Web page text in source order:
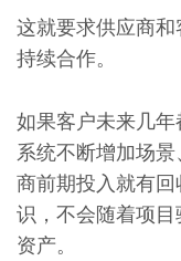
这就要求供应商
持续合作。
如果客户未来几
系统不断增加场
商前期投入就有
识，不会随着项
资产。